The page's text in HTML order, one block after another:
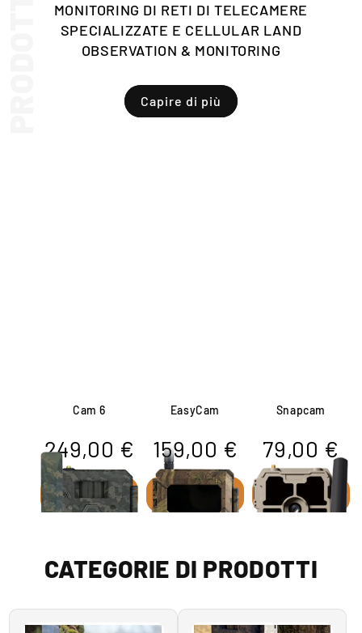
MONITORING DI RETI DI TELECAMERE
SPECIALIZZATE E CELLULAR LAND
OBSERVATION & MONITORING
Capire di più
Cam 6
249,00 €
PER SAPERNE DI
PIÙ
EasyCam
159,00 €
PER SAPERNE DI
Snapcam
79,00 €
PER SAPERNE DI
PIÙ
CATEGORIE DI PRODOTTI